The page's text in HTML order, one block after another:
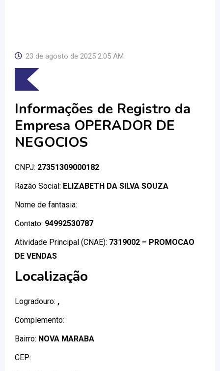
23 de agosto de 2025 2:05 AM
Informações de Registro da
Empresa OPERADOR DE
NEGOCIOS
CNPJ: 27351309000182
Razão Social: ELIZABETH DA SILVA SOUZA
Nome de fantasia:
Contato: 94992530787
Atividade Principal (CNAE): 7319002 – PROMOCAO
DE VENDAS
Localização
Logradouro: ,
Complemento:
Bairro: NOVA MARABA
CEP: